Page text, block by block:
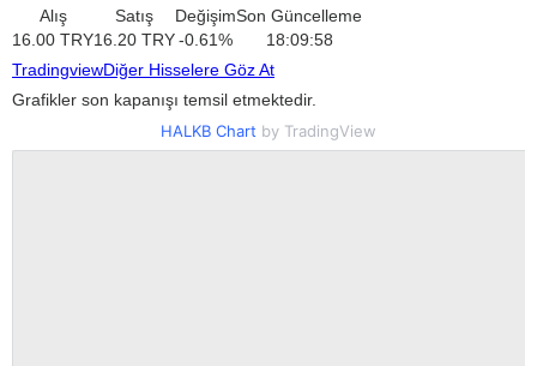
Alış
16.00 TRY
Satış
16.20 TRY
Değişim
-0.61%
Son Güncelleme
18:09:58
TradingviewDiğer Hisselere Göz At
Grafikler son kapanışı temsil etmektedir.
HALKB Chart by TradingView